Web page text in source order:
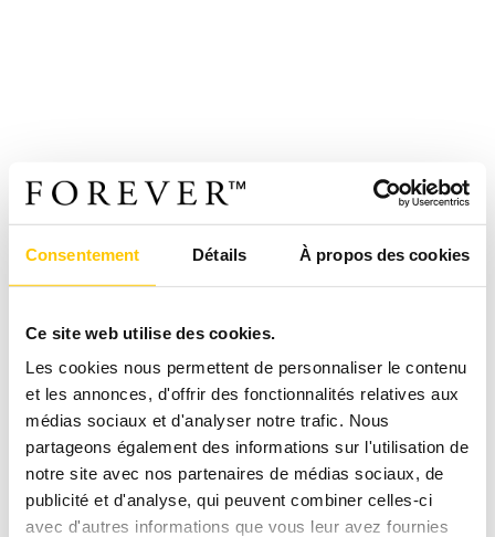
Consentement Détails À propos des cookies
Ce site web utilise des cookies.
Les cookies nous permettent de personnaliser le contenu
et les annonces, d'offrir des fonctionnalités relatives aux
médias sociaux et d'analyser notre trafic. Nous
partageons également des informations sur l'utilisation de
notre site avec nos partenaires de médias sociaux, de
publicité et d'analyse, qui peuvent combiner celles-ci
avec d'autres informations que vous leur avez fournies